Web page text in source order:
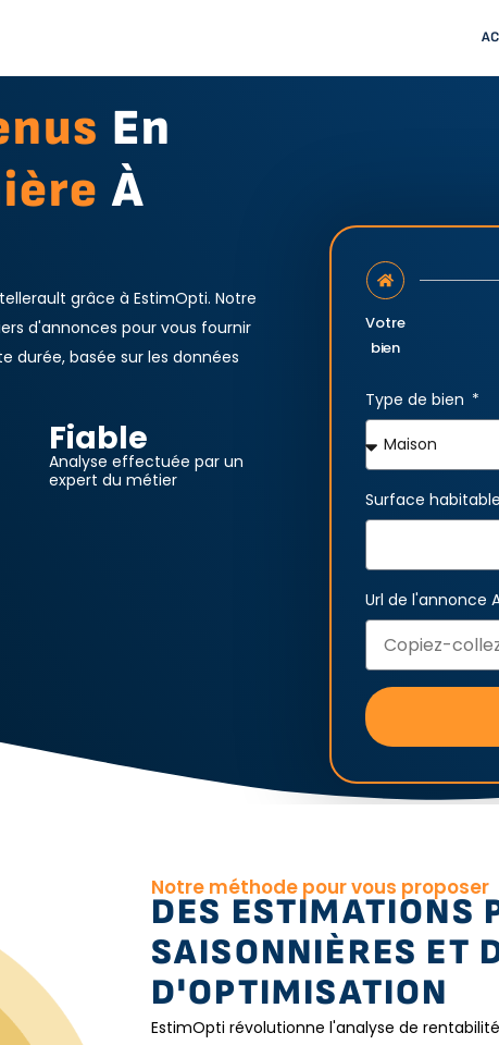
En
À
grâce à EstimOpti. Notre
d'annonces pour vous fournir
durée, basée sur les données
Fiable
Analyse effectuée par un
expert du métier
Votre
bien
Type de bien
Surface
Url de l'annonce
Notre méthode pour vous proposer
DES ESTIMATIONS
SAISONNIÈRES ET
D'OPTIMISATION
EstimOpti révolutionne l'analyse de